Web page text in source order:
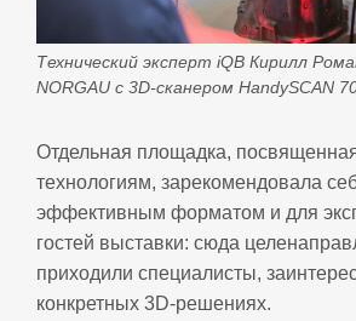
Технический эксперт iQB Кирилл
NORGAU с 3D-сканером HandySCAN
Отдельная площадка,
технологиям, зарекомендовала
эффективным форматом и для
гостей выставки: сюда
приходили специалисты,
конкретных 3D-решениях.